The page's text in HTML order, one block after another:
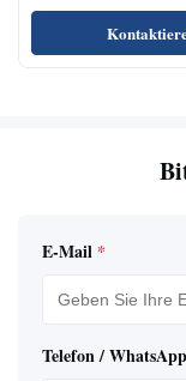
E-Mail *
Telefon / WhatsApp